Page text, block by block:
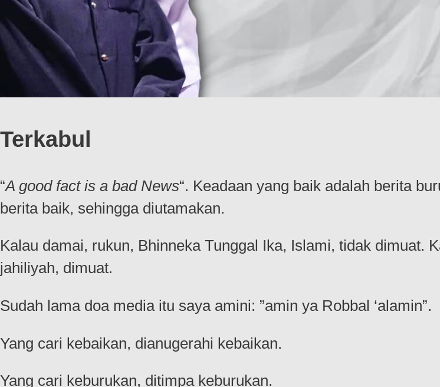
Terkabul
“A good fact is a bad News“. Keadaan yang baik adalah berita
berita baik, sehingga diutamakan.
Kalau damai, rukun, Bhinneka Tunggal Ika, Islami, tidak dimuat.
jahiliyah, dimuat.
Sudah lama doa media itu saya amini: ”amin ya Robbal ‘alamin”.
Yang cari kebaikan, dianugerahi kebaikan.
Yang cari keburukan, ditimpa keburukan.